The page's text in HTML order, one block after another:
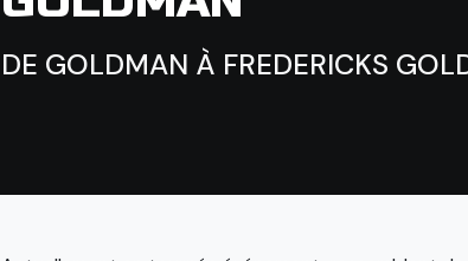
DE GOLDMAN À FREDERICKS